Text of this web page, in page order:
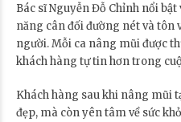
Bác sĩ Nguyễn Đỗ Chỉnh nổi
năng cân đối đường nét và
người. Mỗi ca nâng mũi được
khách hàng tự tin hơn trong
Khách hàng sau khi nâng mũi
đẹp, mà còn yên tâm về sức